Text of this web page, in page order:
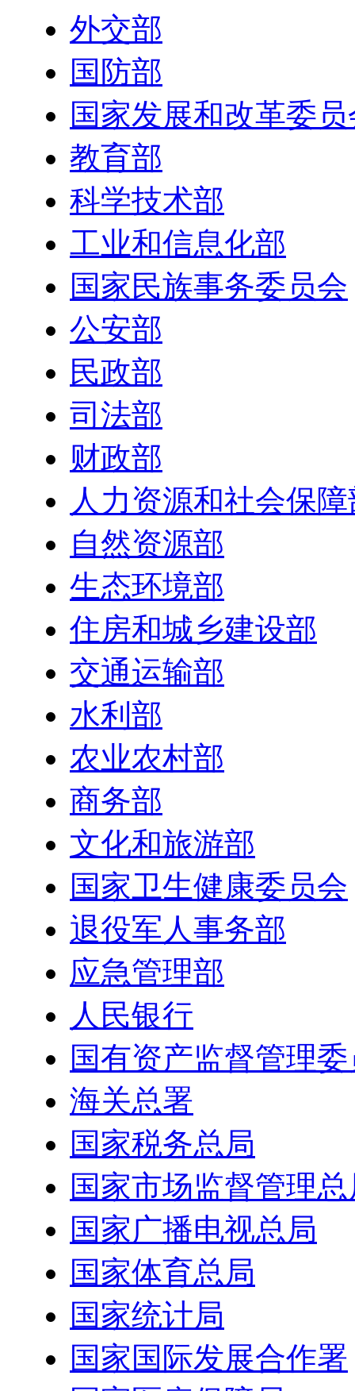
外交部
国防部
国家发展和改革委
教育部
科学技术部
工业和信息化部
国家民族事务委员会
公安部
民政部
司法部
财政部
人力资源和社会保
自然资源部
生态环境部
住房和城乡建设部
交通运输部
水利部
农业农村部
商务部
文化和旅游部
国家卫生健康委员会
退役军人事务部
应急管理部
人民银行
国有资产监督管理
海关总署
国家税务总局
国家市场监督管理
国家广播电视总局
国家体育总局
国家统计局
国家国际发展合作署